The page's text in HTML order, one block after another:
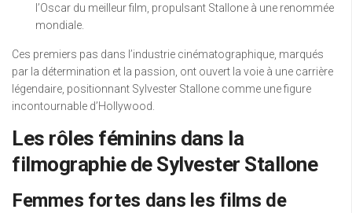
l’Oscar du meilleur film, propulsant Stallone à une renommée
mondiale.
Ces premiers pas dans l’industrie cinématographique, marqués
par la détermination et la passion, ont ouvert la voie à une carrière
légendaire, positionnant Sylvester Stallone comme une figure
incontournable d’Hollywood.
Les rôles féminins dans la
filmographie de Sylvester Stallone
Femmes fortes dans les films de